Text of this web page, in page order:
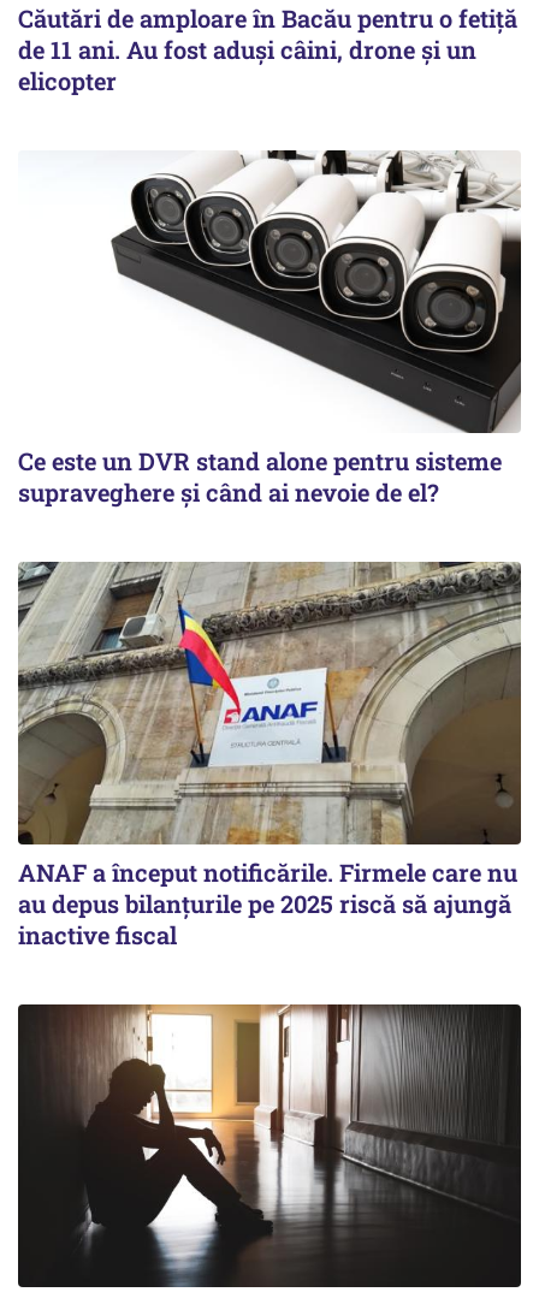
Căutări de amploare în Bacău pentru o fetiță
de 11 ani. Au fost aduși câini, drone și un
elicopter
Ce este un DVR stand alone pentru sisteme
supraveghere și când ai nevoie de el?
ANAF a început notificările. Firmele care nu
au depus bilanțurile pe 2025 riscă să ajungă
inactive fiscal